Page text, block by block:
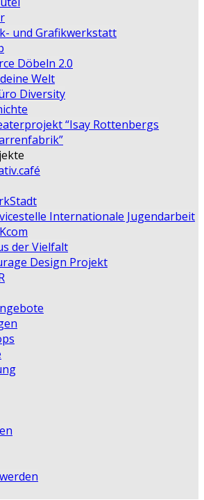
und Grafikwerkstatt
Döbeln 2.0
Welt
Diversity
“Isay Rottenbergs
Internationale Jugendarbeit
der Vielfalt
Design Projekt